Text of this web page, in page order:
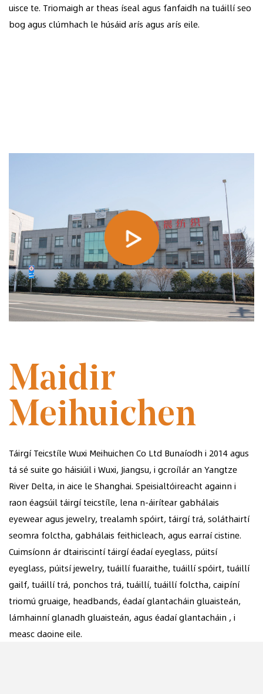
uisce te. Triomaigh ar theas íseal agus fanfaidh na tuáillí seo
bog agus clúmhach le húsáid arís agus arís eile.
Maidir
Meihuichen
Táirgí Teicstíle Wuxi Meihuichen Co Ltd Bunaíodh i 2014 agus
tá sé suite go háisiúil i Wuxi, Jiangsu, i gcroílár an Yangtze
River Delta, in aice le Shanghai. Speisialtóireacht againn i
raon éagsúil táirgí teicstíle, lena n-áirítear gabhálais
eyewear agus jewelry, trealamh spóirt, táirgí trá, soláthairtí
seomra folctha, gabhálais feithicleach, agus earraí cistine.
Cuimsíonn ár dtairiscintí táirgí éadaí eyeglass, púitsí
eyeglass, púitsí jewelry, tuáillí fuaraithe, tuáillí spóirt, tuáillí
gailf, tuáillí trá, ponchos trá, tuáillí, tuáillí folctha, caipíní
triomú gruaige, headbands, éadaí glantacháin gluaisteán,
lámhainní glanadh gluaisteán, agus éadaí glantacháin , i
measc daoine eile.